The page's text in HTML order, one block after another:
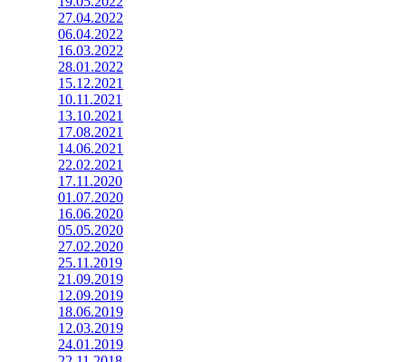
27.04.2022
06.04.2022
16.03.2022
28.01.2022
15.12.2021
10.11.2021
13.10.2021
17.08.2021
14.06.2021
22.02.2021
17.11.2020
01.07.2020
16.06.2020
05.05.2020
27.02.2020
25.11.2019
21.09.2019
12.09.2019
18.06.2019
12.03.2019
24.01.2019